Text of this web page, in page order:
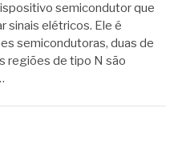
semicondutor que
sinais elétricos. Ele é
semicondutoras, duas de
regiões de tipo N são